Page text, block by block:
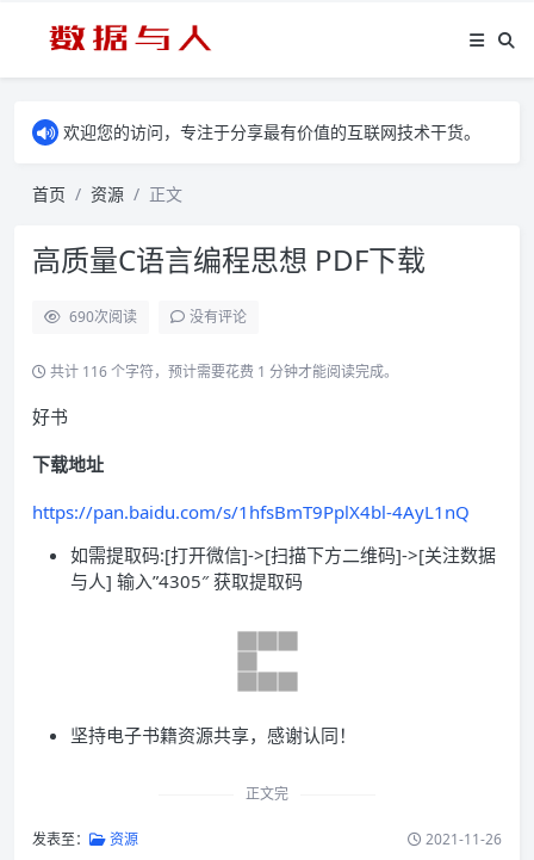
欢迎您的访问，专注于分享最有价值的互联网技术干货。
首页 资源 正文
高质量C语言编程思想 PDF下载
690次阅读 没有评论
共计 116 个字符，预计需要花费 1 分钟才能阅读完成。
好书
下载地址
https://pan.baidu.com/s/1hfsBmT9PplX4bl-4AyL1nQ
如需提取码:[打开微信]->[扫描下方二维码]->[关注数据
与人] 输入”4305″ 获取提取码
坚持电子书籍资源共享，感谢认同！
正文完
发表至： 资源 2021-11-26